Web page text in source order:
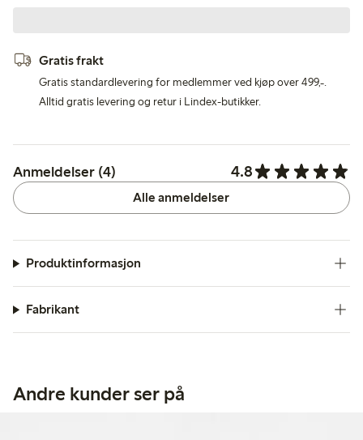
Gratis frakt
Gratis standardlevering for medlemmer ved kjøp over 499,-.
Alltid gratis levering og retur i Lindex-butikker.
Anmeldelser (4) 4.8
Alle anmeldelser
Produktinformasjon
Fabrikant
Andre kunder ser på